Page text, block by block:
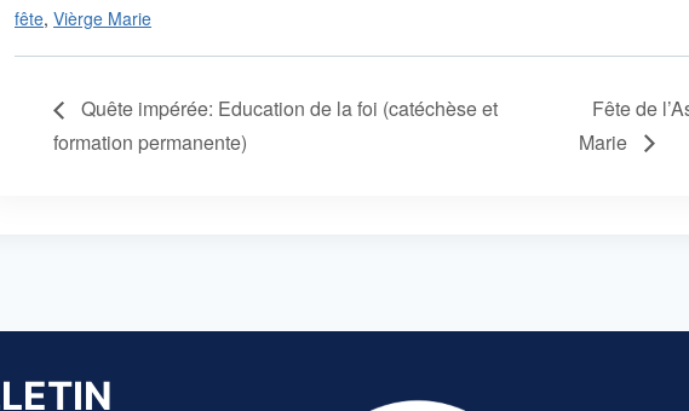
fête, Vièrge Marie
Quête impérée: Education de la foi (catéchèse et
formation permanente)
Fête de
Marie